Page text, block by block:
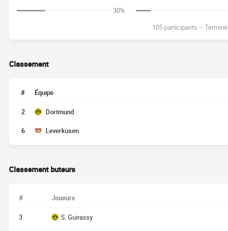
30%
105 participants – Terminé
Classement
# Équipe
2 Dortmund
6 Leverkusen
Classement buteurs
# Joueurs
3 S. Guirassy